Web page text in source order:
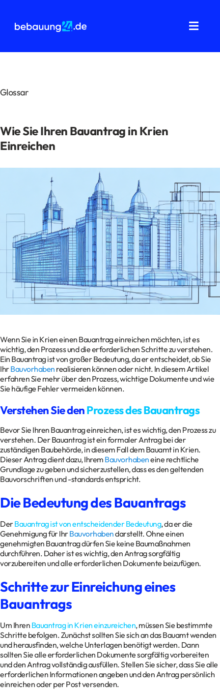
springen
Bauantrag
Kontakt
Datenschutz
Impressum
Glossar
Glossar
Wie Sie Ihren Bauantrag in Krien
Einreichen
Wenn Sie in Krien einen Bauantrag einreichen möchten, ist es
wichtig, den Prozess und die erforderlichen Schritte zu verstehen.
Ein Bauantrag ist von großer Bedeutung, da er entscheidet, ob Sie
IhrBauvorhaben realisieren können oder nicht. In diesem Artikel
erfahren Sie mehr über den Prozess, wichtige Dokumente und wie
Sie häufige Fehler vermeiden können.
Verstehen Sie denProzess des Bauantrags
Bevor Sie Ihren Bauantrag einreichen, ist es wichtig, den Prozess zu
verstehen. Der Bauantrag ist ein formaler Antrag bei der
zuständigen Baubehörde, in diesem Fall dem Bauamt in Krien.
Dieser Antrag dient dazu, Ihrem Bauvorhabeneine rechtliche
Grundlage zu geben und sicherzustellen, dass es den geltenden
Bauvorschriften und -standards entspricht.
Die Bedeutung des Bauantrags
DerBauantrag ist von entscheidender Bedeutung, da er die
Genehmigung für IhrBauvorhabendarstellt. Ohne einen
genehmigten Bauantrag dürfen Sie keine Baumaßnahmen
durchführen. Daher ist es wichtig, den Antrag sorgfältig
vorzubereiten und alle erforderlichen Dokumente beizufügen.
Schritte zur Einreichung eines
Bauantrags
Um Ihren Bauantrag in Krien einzureichen, müssen Sie bestimmte
Schritte befolgen. Zunächst sollten Sie sich an das Bauamt wenden
und herausfinden, welche Unterlagen benötigt werden. Dann
sollten Sie alle erforderlichen Dokumente sorgfältig vorbereiten
und den Antrag vollständig ausfüllen. Stellen Sie sicher, dass Sie alle
erforderlichen Informationen angeben und den Antrag persönlich
einreichen oder per Post versenden.